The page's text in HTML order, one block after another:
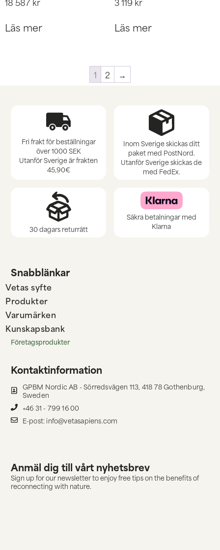
Läs mer Läs mer
1 2 →
Fri frakt för beställningar
över 1000 SEK
Utanför Sverige är frakten
45,90€
Inom Sverige skickas ditt
paket med PostNord.
Utanför Sverige skickas de
med FedEx.
30 dagars returrätt
Säkra betalningar med
Klarna
Snabblänkar
Vetas syfte
Produkter
Varumärken
Kunskapsbank
Företagsprodukter
Kontaktinformation
GPBM Nordic AB - Sörredsvägen 113, 418 78 Gothenburg,
Sweden
+46 31 - 799 16 00
E-post: info@vetasapiens.com
Anmäl dig till vårt nyhetsbrev
Sign up for our newsletter to enjoy free tips on the benefits of
reconnecting with nature.